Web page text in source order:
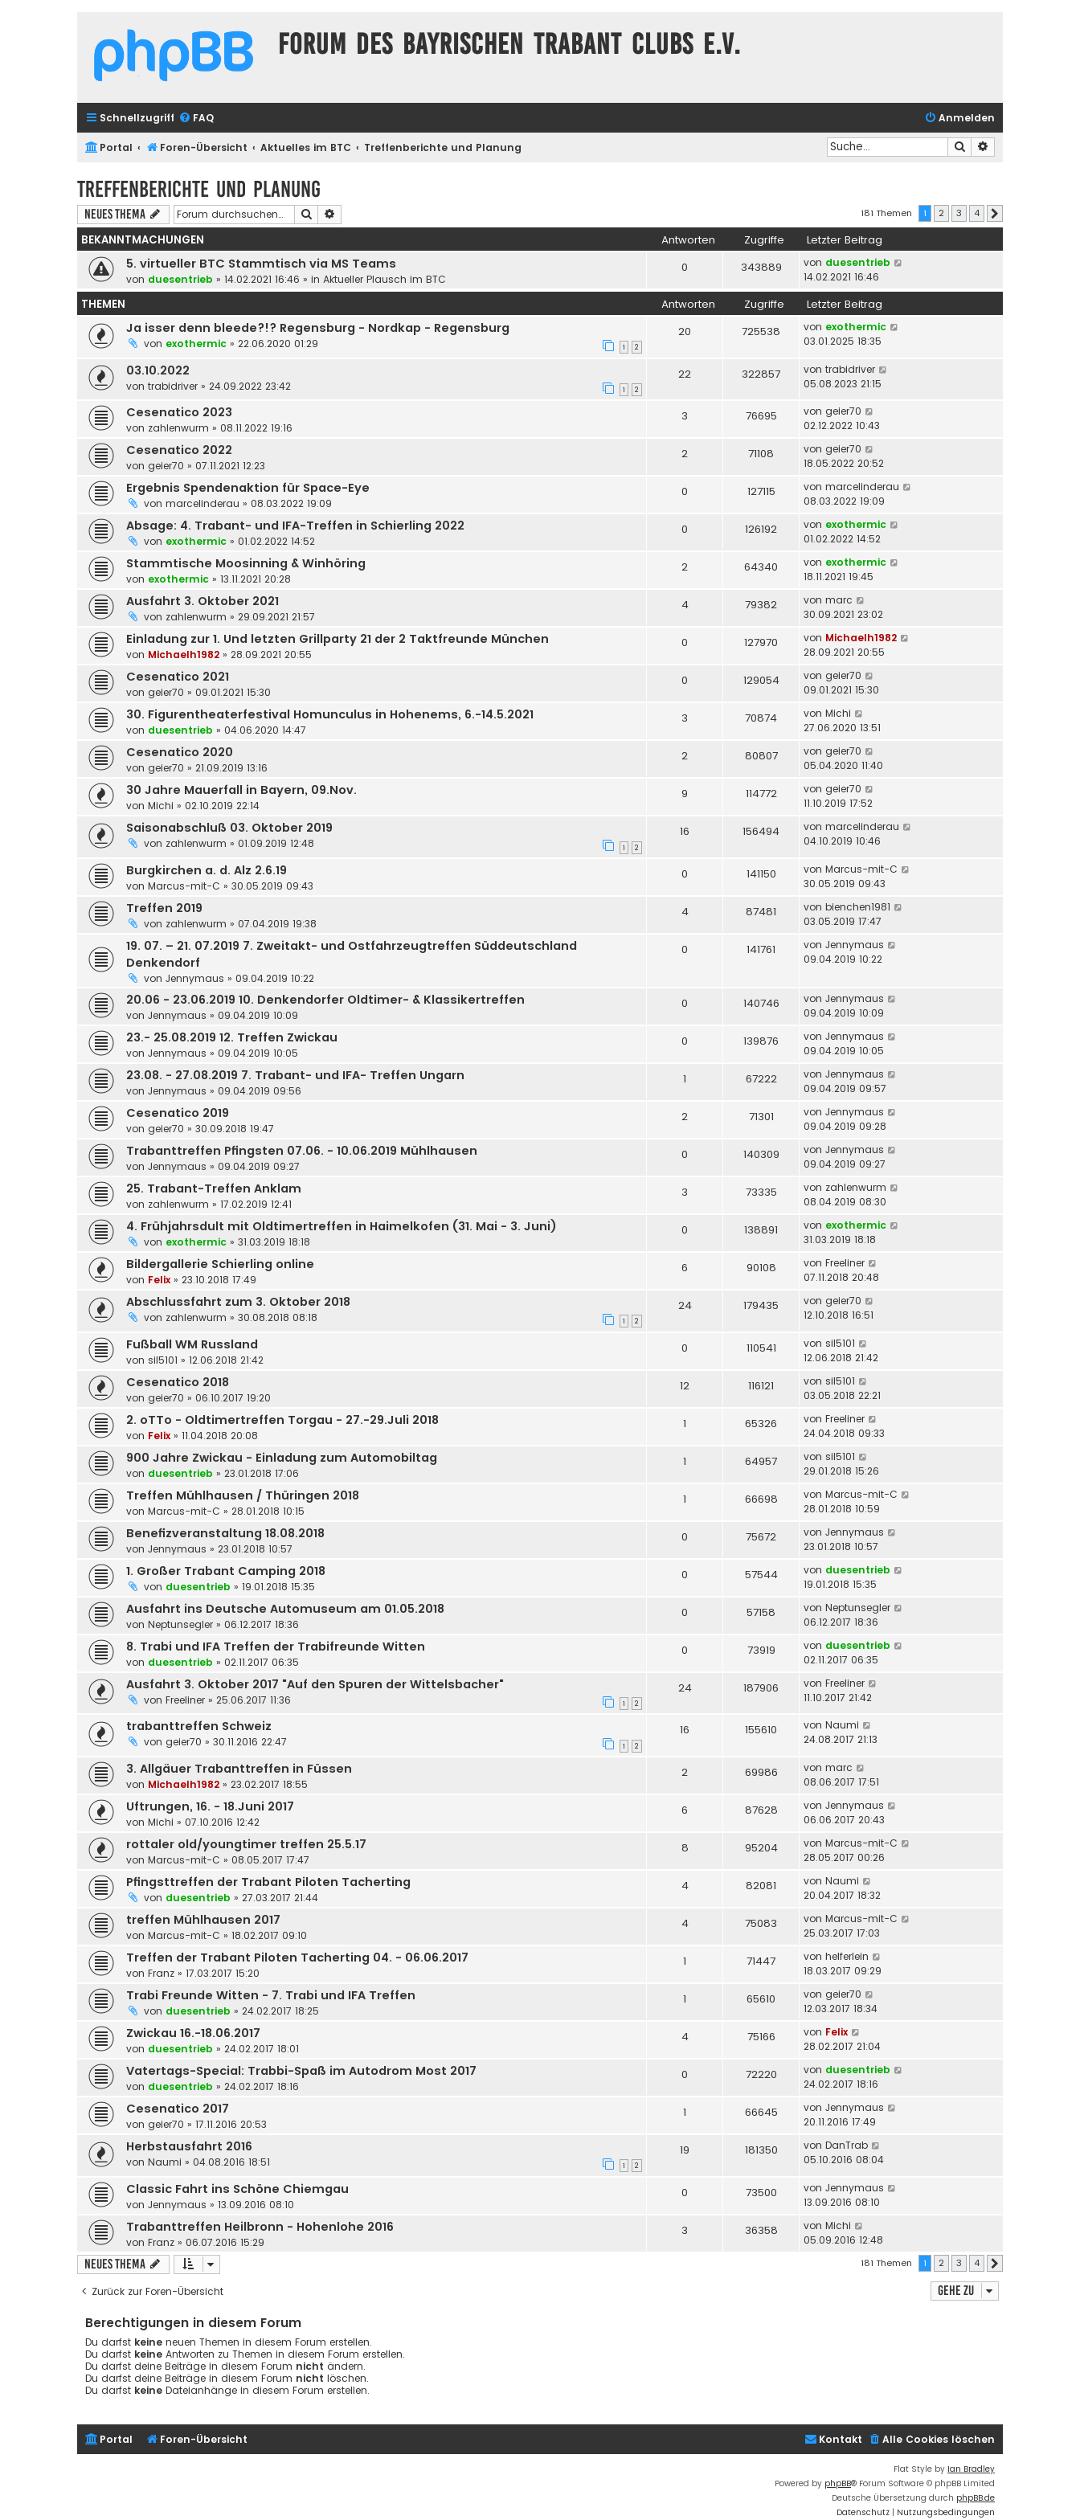
Forum des Bayrischen Trabant Clubs e.V.
Schnellzugriff FAQ Anmelden
Portal Foren-Übersicht Aktuelles im BTC Treffenberichte und Planung Suche
Treffenberichte und Planung
Neues Thema Suche 181 Themen 1 2 3 4
BEKANNTMACHUNGEN Antworten Zugriffe Letzter Beitrag
5. virtueller BTC Stammtisch via MS Teams
von duesentrieb » 14.02.2021 16:46 » in Aktueller Plausch im BTC
0 343889 von duesentrieb
14.02.2021 16:46
THEMEN Antworten Zugriffe Letzter Beitrag
Ja isser denn bleede?!? Regensburg - Nordkap - Regensburg
von exothermic » 22.06.2020 01:29 1 2
20 725538 von exothermic
03.01.2025 18:35
03.10.2022
von trabidriver » 24.09.2022 23:42 1 2
22 322857 von trabidriver
05.08.2023 21:15
Cesenatico 2023
von zahlenwurm » 08.11.2022 19:16
3 76695 von geier70
02.12.2022 10:43
Cesenatico 2022
von geier70 » 07.11.2021 12:23
2 71108 von geier70
18.05.2022 20:52
Ergebnis Spendenaktion für Space-Eye
von marcelinderau » 08.03.2022 19:09
0 127115 von marcelinderau
08.03.2022 19:09
Absage: 4. Trabant- und IFA-Treffen in Schierling 2022
von exothermic » 01.02.2022 14:52
0 126192 von exothermic
01.02.2022 14:52
Stammtische Moosinning & Winhöring
von exothermic » 13.11.2021 20:28
2 64340 von exothermic
18.11.2021 19:45
Ausfahrt 3. Oktober 2021
von zahlenwurm » 29.09.2021 21:57
4 79382 von marc
30.09.2021 23:02
Einladung zur 1. Und letzten Grillparty 21 der 2 Taktfreunde München
von Michaelh1982 » 28.09.2021 20:55
0 127970 von Michaelh1982
28.09.2021 20:55
Cesenatico 2021
von geier70 » 09.01.2021 15:30
0 129054 von geier70
09.01.2021 15:30
30. Figurentheaterfestival Homunculus in Hohenems, 6.-14.5.2021
von duesentrieb » 04.06.2020 14:47
3 70874 von Michi
27.06.2020 13:51
Cesenatico 2020
von geier70 » 21.09.2019 13:16
2 80807 von geier70
05.04.2020 11:40
30 Jahre Mauerfall in Bayern, 09.Nov.
von Michi » 02.10.2019 22:14
9 114772 von geier70
11.10.2019 17:52
Saisonabschluß 03. Oktober 2019
von zahlenwurm » 01.09.2019 12:48 1 2
16 156494 von marcelinderau
04.10.2019 10:46
Burgkirchen a. d. Alz 2.6.19
von Marcus-mit-C » 30.05.2019 09:43
0 141150 von Marcus-mit-C
30.05.2019 09:43
Treffen 2019
von zahlenwurm » 07.04.2019 19:38
4 87481 von bienchen1981
03.05.2019 17:47
19. 07. – 21. 07.2019 7. Zweitakt- und Ostfahrzeugtreffen Süddeutschland
Denkendorf
von Jennymaus » 09.04.2019 10:22
0 141761 von Jennymaus
09.04.2019 10:22
20.06 - 23.06.2019 10. Denkendorfer Oldtimer- & Klassikertreffen
von Jennymaus » 09.04.2019 10:09
0 140746 von Jennymaus
09.04.2019 10:09
23.- 25.08.2019 12. Treffen Zwickau
von Jennymaus » 09.04.2019 10:05
0 139876 von Jennymaus
09.04.2019 10:05
23.08. - 27.08.2019 7. Trabant- und IFA- Treffen Ungarn
von Jennymaus » 09.04.2019 09:56
1 67222 von Jennymaus
09.04.2019 09:57
Cesenatico 2019
von geier70 » 30.09.2018 19:47
2 71301 von Jennymaus
09.04.2019 09:28
Trabanttreffen Pfingsten 07.06. - 10.06.2019 Mühlhausen
von Jennymaus » 09.04.2019 09:27
0 140309 von Jennymaus
09.04.2019 09:27
25. Trabant-Treffen Anklam
von zahlenwurm » 17.02.2019 12:41
3 73335 von zahlenwurm
08.04.2019 08:30
4. Frühjahrsdult mit Oldtimertreffen in Haimelkofen (31. Mai - 3. Juni)
von exothermic » 31.03.2019 18:18
0 138891 von exothermic
31.03.2019 18:18
Bildergallerie Schierling online
von Felix » 23.10.2018 17:49
6 90108 von Freeliner
07.11.2018 20:48
Abschlussfahrt zum 3. Oktober 2018
von zahlenwurm » 30.08.2018 08:18 1 2
24 179435 von geier70
12.10.2018 16:51
Fußball WM Russland
von sil5101 » 12.06.2018 21:42
0 110541 von sil5101
12.06.2018 21:42
Cesenatico 2018
von geier70 » 06.10.2017 19:20
12 116121 von sil5101
03.05.2018 22:21
2. oTTo - Oldtimertreffen Torgau - 27.-29.Juli 2018
von Felix » 11.04.2018 20:08
1 65326 von Freeliner
24.04.2018 09:33
900 Jahre Zwickau - Einladung zum Automobiltag
von duesentrieb » 23.01.2018 17:06
1 64957 von sil5101
29.01.2018 15:26
Treffen Mühlhausen / Thüringen 2018
von Marcus-mit-C » 28.01.2018 10:15
1 66698 von Marcus-mit-C
28.01.2018 10:59
Benefizveranstaltung 18.08.2018
von Jennymaus » 23.01.2018 10:57
0 75672 von Jennymaus
23.01.2018 10:57
1. Großer Trabant Camping 2018
von duesentrieb » 19.01.2018 15:35
0 57544 von duesentrieb
19.01.2018 15:35
Ausfahrt ins Deutsche Automuseum am 01.05.2018
von Neptunsegler » 06.12.2017 18:36
0 57158 von Neptunsegler
06.12.2017 18:36
8. Trabi und IFA Treffen der Trabifreunde Witten
von duesentrieb » 02.11.2017 06:35
0 73919 von duesentrieb
02.11.2017 06:35
Ausfahrt 3. Oktober 2017 "Auf den Spuren der Wittelsbacher"
von Freeliner » 25.06.2017 11:36 1 2
24 187906 von Freeliner
11.10.2017 21:42
trabanttreffen Schweiz
von geier70 » 30.11.2016 22:47 1 2
16 155610 von Naumi
24.08.2017 21:13
3. Allgäuer Trabanttreffen in Füssen
von Michaelh1982 » 23.02.2017 18:55
2 69986 von marc
08.06.2017 17:51
Uftrungen, 16. - 18.Juni 2017
von Michi » 07.10.2016 12:42
6 87628 von Jennymaus
06.06.2017 20:43
rottaler old/youngtimer treffen 25.5.17
von Marcus-mit-C » 08.05.2017 17:47
8 95204 von Marcus-mit-C
28.05.2017 00:26
Pfingsttreffen der Trabant Piloten Tacherting
von duesentrieb » 27.03.2017 21:44
4 82081 von Naumi
20.04.2017 18:32
treffen Mühlhausen 2017
von Marcus-mit-C » 18.02.2017 09:10
4 75083 von Marcus-mit-C
25.03.2017 17:03
Treffen der Trabant Piloten Tacherting 04. - 06.06.2017
von Franz » 17.03.2017 15:20
1 71447 von helferlein
18.03.2017 09:29
Trabi Freunde Witten - 7. Trabi und IFA Treffen
von duesentrieb » 24.02.2017 18:25
1 65610 von geier70
12.03.2017 18:34
Zwickau 16.-18.06.2017
von duesentrieb » 24.02.2017 18:01
4 75166 von Felix
28.02.2017 21:04
Vatertags-Special: Trabbi-Spaß im Autodrom Most 2017
von duesentrieb » 24.02.2017 18:16
0 72220 von duesentrieb
24.02.2017 18:16
Cesenatico 2017
von geier70 » 17.11.2016 20:53
1 66645 von Jennymaus
20.11.2016 17:49
Herbstausfahrt 2016
von Naumi » 04.08.2016 18:51 1 2
19 181350 von DanTrab
05.10.2016 08:04
Classic Fahrt ins Schöne Chiemgau
von Jennymaus » 13.09.2016 08:10
0 73500 von Jennymaus
13.09.2016 08:10
Trabanttreffen Heilbronn - Hohenlohe 2016
von Franz » 06.07.2016 15:29
3 36358 von Michi
05.09.2016 12:48
Neues Thema 181 Themen 1 2 3 4
Zurück zur Foren-Übersicht Gehe zu
Berechtigungen in diesem Forum
Du darfst keine neuen Themen in diesem Forum erstellen.
Du darfst keine Antworten zu Themen in diesem Forum erstellen.
Du darfst deine Beiträge in diesem Forum nicht ändern.
Du darfst deine Beiträge in diesem Forum nicht löschen.
Du darfst keine Dateianhänge in diesem Forum erstellen.
Portal Foren-Übersicht Alle Cookies löschen
Kontakt
Flat Style by Ian Bradley
Powered by phpBB® Forum Software © phpBB Limited
Deutsche Übersetzung durch phpBB.de
Datenschutz | Nutzungsbedingungen